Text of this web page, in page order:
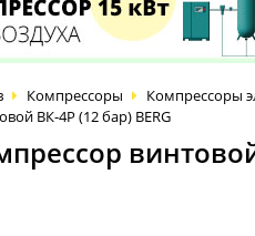
Компрессоры
Компрессоры
ВК-4Р (12 бар) BERG